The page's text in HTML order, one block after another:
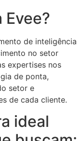
Evee?
de inteligência
no setor
expertises nos
de ponta,
setor e
de cada cliente.
ideal